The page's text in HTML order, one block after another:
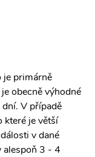
je primárně
obecně výhodné
V případě
které je větší
v dané
alespoň 3 - 4